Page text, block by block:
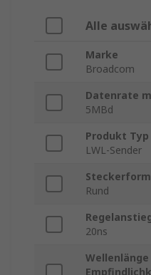
Alle
Marke
Broadcom
Datenrate
5MBd
Produkt Typ
LWL-Sender
Steckerform
Rund
20ns